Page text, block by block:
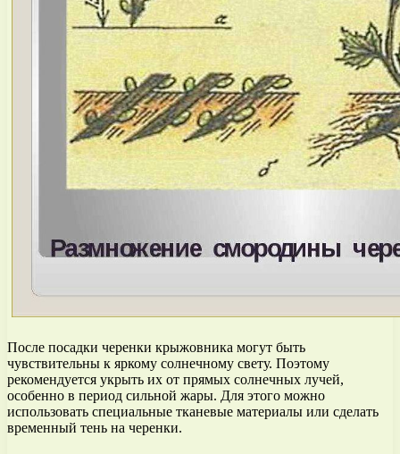
После посадки черенки крыжовника могут быть
чувствительны к яркому солнечному свету. Поэтому
рекомендуется укрыть их от прямых солнечных лучей,
особенно в период сильной жары. Для этого можно
использовать специальные тканевые материалы или сделать
временный тень на черенки.